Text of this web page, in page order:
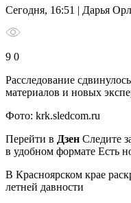
Сегодня, 16:51 | Дарья
9 0
Расследование
материалов и новых
Фото: krk.sledcom.ru
Перейти в Дзен Следите
в удобном формате Есть
В Красноярском крае
летней давности